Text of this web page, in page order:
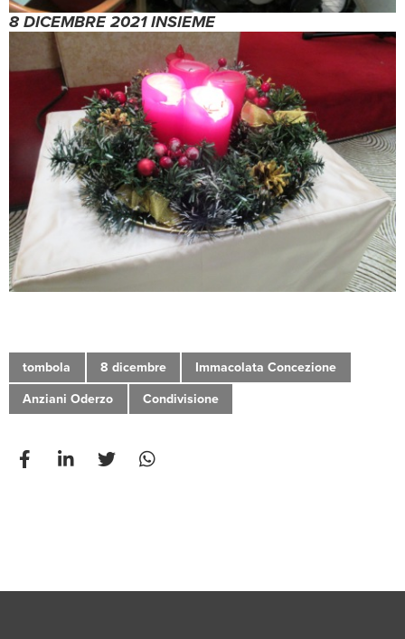
8 DICEMBRE 2021 INSIEME
tombola 8 dicembre Immacolata Concezione
Anziani Oderzo Condivisione